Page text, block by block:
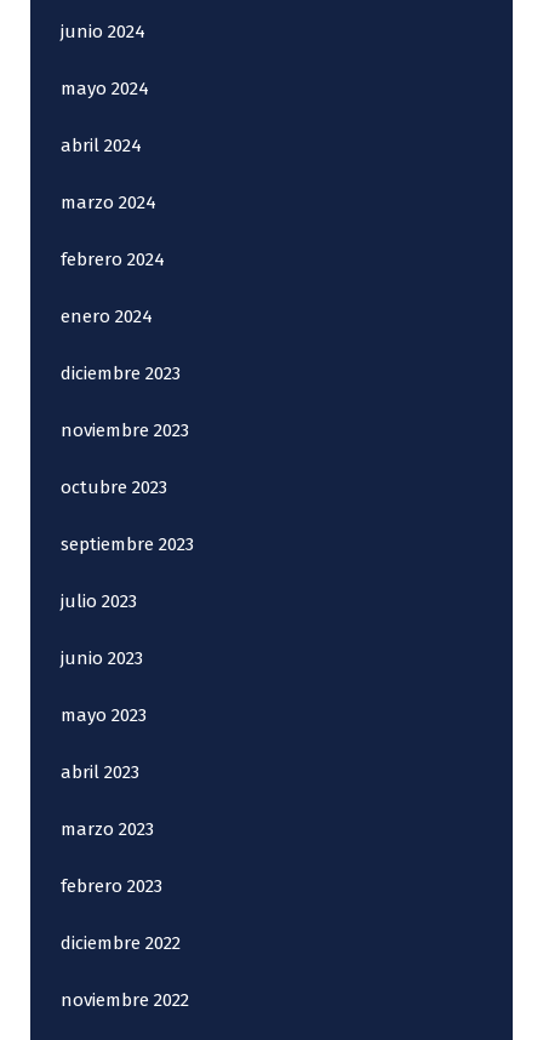
junio 2024
mayo 2024
abril 2024
marzo 2024
febrero 2024
enero 2024
diciembre 2023
noviembre 2023
octubre 2023
septiembre 2023
julio 2023
junio 2023
mayo 2023
abril 2023
marzo 2023
febrero 2023
diciembre 2022
noviembre 2022